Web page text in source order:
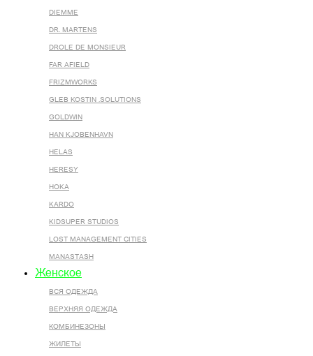
DIEMME
DR. MARTENS
DROLE DE MONSIEUR
FAR AFIELD
FRIZMWORKS
GLEB KOSTIN .SOLUTIONS
GOLDWIN
HAN KJOBENHAVN
HELAS
HERESY
HOKA
KARDO
KIDSUPER STUDIOS
LOST MANAGEMENT CITIES
MANASTASH
Женское
ВСЯ ОДЕЖДА
ВЕРХНЯЯ ОДЕЖДА
КОМБИНЕЗОНЫ
ЖИЛЕТЫ